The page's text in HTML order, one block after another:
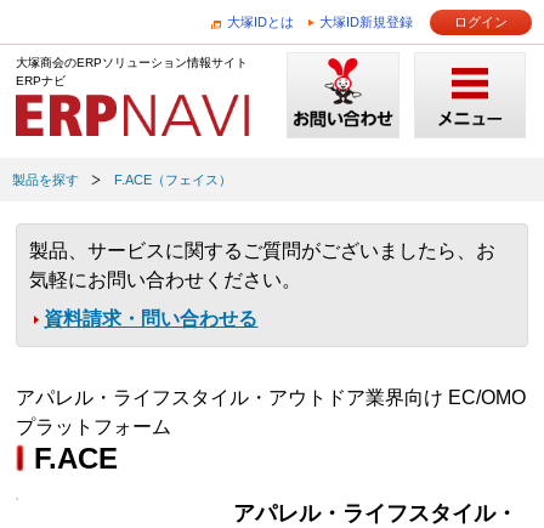
大塚IDとは 大塚ID新規登録 ログイン
大塚商会のERPソリューション情報サイト
ERPナビ
製品を探す F.ACE（フェイス）
製品、サービスに関するご質問がございましたら、お
気軽にお問い合わせください。
資料請求・問い合わせる
アパレル・ライフスタイル・アウトドア業界向け EC/OMO
プラットフォーム
F.ACE
アパレル・ライフスタイル・